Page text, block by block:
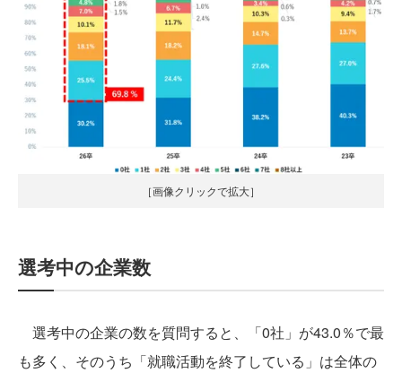
［画像クリックで拡大］
選考中の企業数
選考中の企業の数を質問すると、「0社」が43.0％で最
も多く、そのうち「就職活動を終了している」は全体の